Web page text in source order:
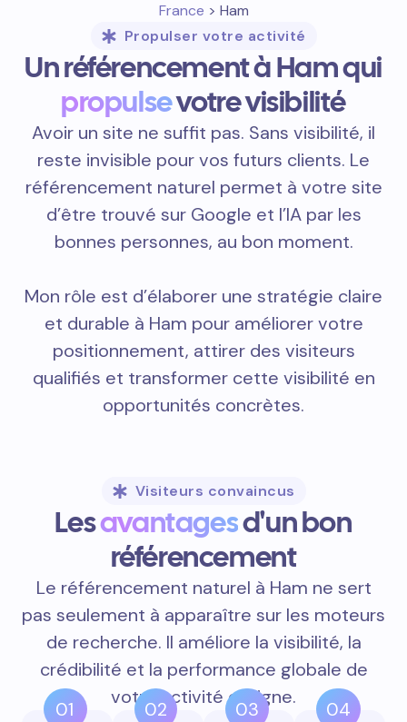
France > Ham
Propulser votre activité
Un référencement à Ham qui
propulsevotre visibilité
Avoir un site ne suffit pas. Sans visibilité, il
reste invisible pour vos futurs clients. Le
référencement naturel permet à votre site
d’être trouvé sur Google et l’IA par les
bonnes personnes, au bon moment.
Mon rôle est d’élaborer une stratégie claire
et durable à Ham pour améliorer votre
positionnement, attirer des visiteurs
qualifiés et transformer cette visibilité en
opportunités concrètes.
Visiteurs convaincus
Lesavantagesd'un bon
référencement
Le référencement naturel à Ham ne sert
pas seulement à apparaître sur les moteurs
de recherche. Il améliore la visibilité, la
crédibilité et la performance globale de
votre activité en ligne.
01 02 03 04